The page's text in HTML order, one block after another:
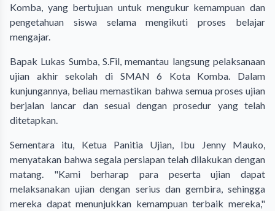
Komba, yang bertujuan untuk mengukur kemampuan dan
pengetahuan siswa selama mengikuti proses belajar
mengajar.
Bapak Lukas Sumba, S.Fil, memantau langsung pelaksanaan
ujian akhir sekolah di SMAN 6 Kota Komba. Dalam
kunjungannya, beliau memastikan bahwa semua proses ujian
berjalan lancar dan sesuai dengan prosedur yang telah
ditetapkan.
Sementara itu, Ketua Panitia Ujian, Ibu Jenny Mauko,
menyatakan bahwa segala persiapan telah dilakukan dengan
matang. "Kami berharap para peserta ujian dapat
melaksanakan ujian dengan serius dan gembira, sehingga
mereka dapat menunjukkan kemampuan terbaik mereka,"